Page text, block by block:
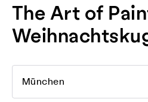
The Art of
München